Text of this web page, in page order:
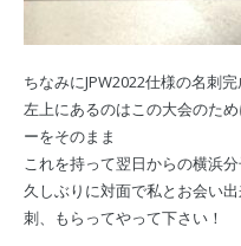
ちなみにJPW2022仕様の名刺完
左上にあるのはこの大会のた
ーをそのまま
これを持って翌日からの横浜
久しぶりに対面で私とお会い
刺、もらってやって下さい！